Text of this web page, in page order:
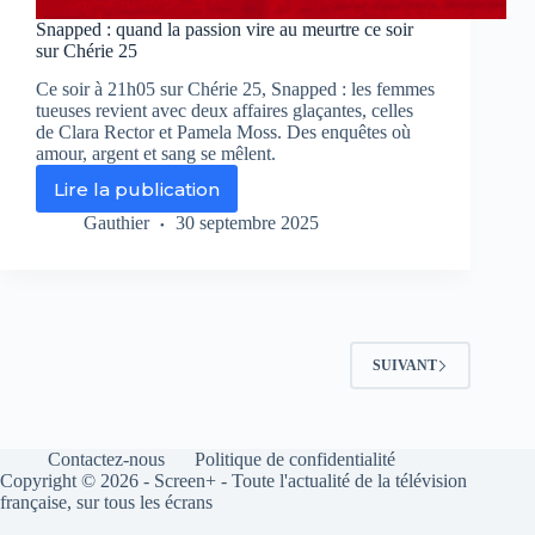
Snapped : quand la passion vire au meurtre ce soir
sur Chérie 25
Ce soir à 21h05 sur Chérie 25, Snapped : les femmes
tueuses revient avec deux affaires glaçantes, celles
de Clara Rector et Pamela Moss. Des enquêtes où
amour, argent et sang se mêlent.
Lire la publication
Snapped
:
Chérie
25
Gauthier 30 septembre 2025
SUIVANT
Contactez-nous
Politique de confidentialité
Copyright © 2026 - Screen+ - Toute l'actualité de la télévision
française, sur tous les écrans